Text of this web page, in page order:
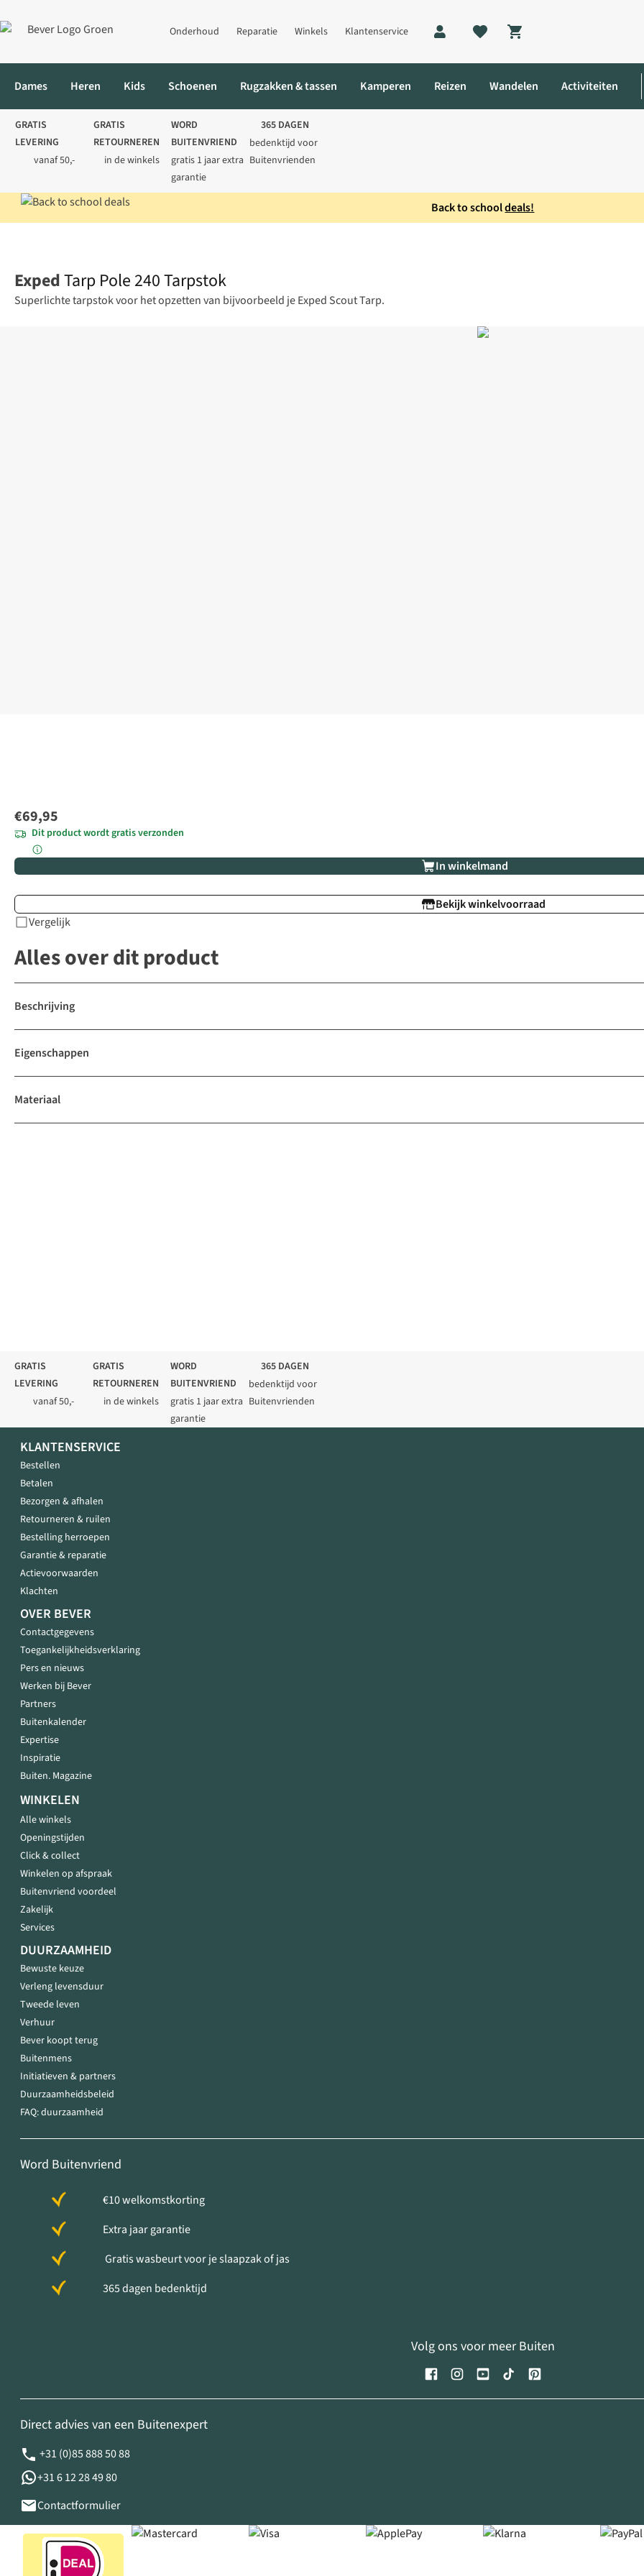
Onderhoud Reparatie Winkels Klantenservice
Shopping cart
Dames Heren Kids Schoenen Rugzakken & tassen Kamperen Reizen Wandelen Activiteiten
GRATIS
LEVERING
vanaf 50,-
GRATIS
RETOURNEREN
in de winkels
WORD
BUITENVRIEND
gratis 1 jaar extra
garantie
365 DAGEN
bedenktijd voor
Buitenvrienden
Back to schooldeals!
ExpedTarp Pole 240 Tarpstok
Superlichte tarpstok voor het opzetten van bijvoorbeeld je Exped Scout Tarp.
€69,95
Dit product wordt gratis verzonden
In winkelmand
Bekijk winkelvoorraad
Vergelijk
Alles over dit product
Beschrijving
Eigenschappen
Materiaal
GRATIS
LEVERING
vanaf 50,-
GRATIS
RETOURNEREN
in de winkels
WORD
BUITENVRIEND
gratis 1 jaar extra
garantie
365 DAGEN
bedenktijd voor
Buitenvrienden
KLANTENSERVICE
Bestellen
Betalen
Bezorgen & afhalen
Retourneren & ruilen
Bestelling herroepen
Garantie & reparatie
Actievoorwaarden
Klachten
OVER BEVER
Contactgegevens
Toegankelijkheidsverklaring
Pers en nieuws
Werken bij Bever
Partners
Buitenkalender
Expertise
Inspiratie
Buiten. Magazine
WINKELEN
Alle winkels
Openingstijden
Click & collect
Winkelen op afspraak
Buitenvriend voordeel
Zakelijk
Services
DUURZAAMHEID
Bewuste keuze
Verleng levensduur
Tweede leven
Verhuur
Bever koopt terug
Buitenmens
Initiatieven & partners
Duurzaamheidsbeleid
FAQ: duurzaamheid
Word Buitenvriend
€10 welkomstkorting
Extra jaar garantie
Gratis wasbeurt voor je slaapzak of jas
365 dagen bedenktijd
Volg ons voor meer Buiten
Direct advies van een Buitenexpert
+31 (0)85 888 50 88
+31 6 12 28 49 80
Contactformulier